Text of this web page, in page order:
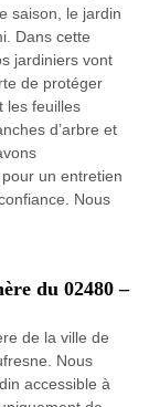
saison, le jardin
Dans cette
jardiniers vont
de protéger
les feuilles
d’arbre et
un entretien
Nous
du 02480 –
de la ville de
Nous
accessible à